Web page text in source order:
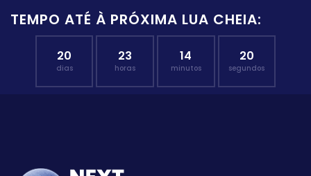
TEMPO ATÉ À PRÓXIMA LUA CHEIA:
20
dias
23
horas
14
minutos
19
segundos